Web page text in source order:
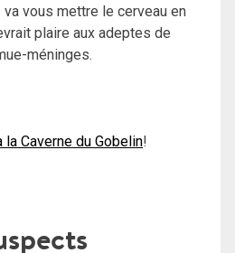
va vous mettre le cerveau en
plaire aux adeptes de
méninges.
la Caverne du Gobelin!